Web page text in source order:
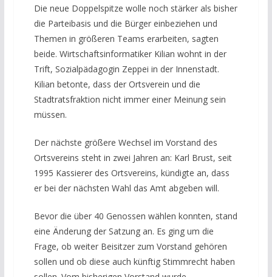
Die neue Doppelspitze wolle noch stärker als bisher
die Parteibasis und die Bürger einbeziehen und
Themen in größeren Teams erarbeiten, sagten
beide. Wirtschaftsinformatiker Kilian wohnt in der
Trift, Sozialpädagogin Zeppei in der Innenstadt.
Kilian betonte, dass der Ortsverein und die
Stadtratsfraktion nicht immer einer Meinung sein
müssen.
Der nächste größere Wechsel im Vorstand des
Ortsvereins steht in zwei Jahren an: Karl Brust, seit
1995 Kassierer des Ortsvereins, kündigte an, dass
er bei der nächsten Wahl das Amt abgeben will.
Bevor die über 40 Genossen wählen konnten, stand
eine Änderung der Satzung an. Es ging um die
Frage, ob weiter Beisitzer zum Vorstand gehören
sollen und ob diese auch künftig Stimmrecht haben